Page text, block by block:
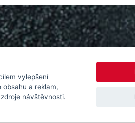
vylepšení
obsahu a reklam,
návštěvnosti.